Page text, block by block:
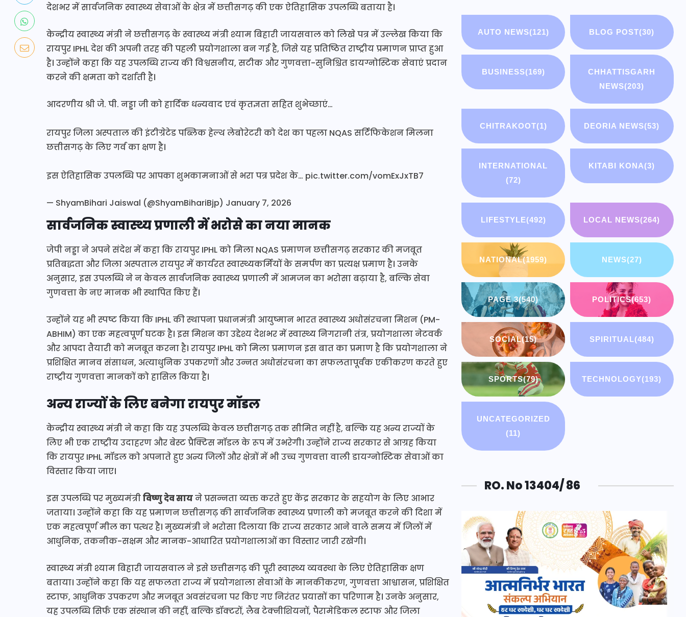
देशभर में सार्वजनिक स्वास्थ्य सेवाओं के क्षेत्र में छत्तीसगढ़ की एक ऐतिहासिक उपलब्धि बताया है।
केन्द्रीय स्वास्थ्य मंत्री ने छत्तीसगढ़ के स्वास्थ्य मंत्री श्याम बिहारी जायसवाल को लिखे पत्र में उल्लेख किया कि
रायपुर IPHL देश की अपनी तरह की पहली प्रयोगशाला बन गई है, जिसे यह प्रतिष्ठित राष्ट्रीय प्रमाणन प्राप्त हुआ
है। उन्होंने कहा कि यह उपलब्धि राज्य की विश्वसनीय, सटीक और गुणवत्ता-सुनिश्चित डायग्नोस्टिक सेवाएं प्रदान
करने की क्षमता को दर्शाती है।
आदरणीय श्री जे. पी. नड्डा जी को हार्दिक धन्यवाद एवं कृतज्ञता सहित शुभेच्छाएं…
रायपुर जिला अस्पताल की इंटीग्रेटेड पब्लिक हेल्थ लेबोरेटरी को देश का पहला NQAS सर्टिफिकेशन मिलना
छत्तीसगढ़ के लिए गर्व का क्षण है।
इस ऐतिहासिक उपलब्धि पर आपका शुभकामनाओं से भरा पत्र प्रदेश के… pic.twitter.com/vomExJxTB7
— ShyamBihari Jaiswal (@ShyamBihariBjp) January 7, 2026
सार्वजनिक स्वास्थ्य प्रणाली में भरोसे का नया मानक
जेपी नड्डा ने अपने संदेश में कहा कि रायपुर IPHL को मिला NQAS प्रमाणन छत्तीसगढ़ सरकार की मजबूत
प्रतिबद्धता और जिला अस्पताल रायपुर में कार्यरत स्वास्थ्यकर्मियों के समर्पण का प्रत्यक्ष प्रमाण है। उनके
अनुसार, इस उपलब्धि ने न केवल सार्वजनिक स्वास्थ्य प्रणाली में आमजन का भरोसा बढ़ाया है, बल्कि सेवा
गुणवत्ता के नए मानक भी स्थापित किए हैं।
उन्होंने यह भी स्पष्ट किया कि IPHL की स्थापना प्रधानमंत्री आयुष्मान भारत स्वास्थ्य अधोसंरचना मिशन (PM-
ABHIM) का एक महत्वपूर्ण घटक है। इस मिशन का उद्देश्य देशभर में स्वास्थ्य निगरानी तंत्र, प्रयोगशाला नेटवर्क
और आपदा तैयारी को मजबूत करना है। रायपुर IPHL को मिला प्रमाणन इस बात का प्रमाण है कि प्रयोगशाला ने
प्रशिक्षित मानव संसाधन, अत्याधुनिक उपकरणों और उन्नत अधोसंरचना का सफलतापूर्वक एकीकरण करते हुए
राष्ट्रीय गुणवत्ता मानकों को हासिल किया है।
अन्य राज्यों के लिए बनेगा रायपुर मॉडल
केन्द्रीय स्वास्थ्य मंत्री ने कहा कि यह उपलब्धि केवल छत्तीसगढ़ तक सीमित नहीं है, बल्कि यह अन्य राज्यों के
लिए भी एक राष्ट्रीय उदाहरण और बेस्ट प्रैक्टिस मॉडल के रूप में उभरेगी। उन्होंने राज्य सरकार से आग्रह किया
कि रायपुर IPHL मॉडल को अपनाते हुए अन्य जिलों और क्षेत्रों में भी उच्च गुणवत्ता वाली डायग्नोस्टिक सेवाओं का
विस्तार किया जाए।
इस उपलब्धि पर मुख्यमंत्रीविष्णु देव सायने प्रसन्नता व्यक्त करते हुए केंद्र सरकार के सहयोग के लिए आभार
जताया। उन्होंने कहा कि यह प्रमाणन छत्तीसगढ़ की सार्वजनिक स्वास्थ्य प्रणाली को मजबूत करने की दिशा में
एक महत्वपूर्ण मील का पत्थर है। मुख्यमंत्री ने भरोसा दिलाया कि राज्य सरकार आने वाले समय में जिलों में
आधुनिक, तकनीक-सक्षम और मानक-आधारित प्रयोगशालाओं का विस्तार जारी रखेगी।
स्वास्थ्य मंत्री श्याम बिहारी जायसवाल ने इसे छत्तीसगढ़ की पूरी स्वास्थ्य व्यवस्था के लिए ऐतिहासिक क्षण
बताया। उन्होंने कहा कि यह सफलता राज्य में प्रयोगशाला सेवाओं के मानकीकरण, गुणवत्ता आश्वासन, प्रशिक्षित
स्टाफ, आधुनिक उपकरण और मजबूत अवसंरचना पर किए गए निरंतर प्रयासों का परिणाम है। उनके अनुसार,
यह उपलब्धि सिर्फ एक संस्थान की नहीं, बल्कि डॉक्टरों, लैब टेक्नीशियनों, पैरामेडिकल स्टाफ और जिला
AUTO NEWS(121) BLOG POST(30)
BUSINESS(169)
CHHATTISGARH
NEWS(203)
CHITRAKOOT(1) DEORIA NEWS(53)
INTERNATIONAL
(72)
KITABI KONA(3)
LIFESTYLE(492) LOCAL NEWS(264)
NATIONAL(1959) NEWS(27)
PAGE 3(540) POLITICS(653)
SOCIAL(15) SPIRITUAL(484)
SPORTS(79) TECHNOLOGY(193)
UNCATEGORIZED
(11)
RO. No 13404/ 86